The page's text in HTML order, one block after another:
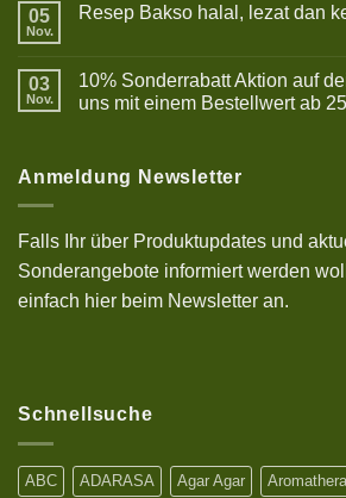
Betriebsurlaub
05
Nov.
Resep Bakso halal, lezat dan
Resep
Bakso
halal,
03
Nov.
10% Sonderrabatt Aktion auf
uns mit einem Bestellwert ab
10%
Sonderrabatt
deinen
Einkauf
bei
uns
mit
einem
Anmeldung Newsletter
Falls Ihr über Produktupdates und
Sonderangebote informiert werden
einfach hier beim Newsletter an.
Schnellsuche
ABC ADARASA Agar Agar